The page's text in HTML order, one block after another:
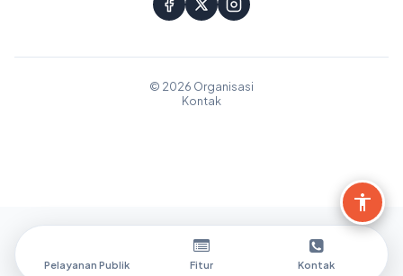
Pelayanan Publik Fitur Kontak
© 2026 Organisasi
Kontak